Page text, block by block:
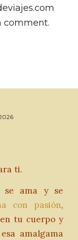
comment.
ti.
se ama y se
con pasión,
tu cuerpo y
amalgama